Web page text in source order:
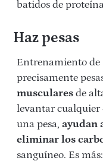
batidos de
Haz pesas
Entrenamiento de
precisamente
musculares de
levantar cualquier
una pesa, ayudan
eliminar los
sanguíneo. Es